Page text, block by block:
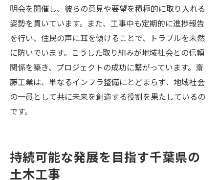
明会を開催し、彼らの意見や要望を積極的に取り入れる
姿勢を貫いています。また、工事中も定期的に進捗報告
を行い、住民の声に耳を傾けることで、トラブルを未然
に防いでいます。こうした取り組みが地域社会との信頼
関係を築き、プロジェクトの成功に繋がっています。斎
藤工業は、単なるインフラ整備にとどまらず、地域社会
の一員として共に未来を創造する役割を果たしているの
です。
持続可能な発展を目指す千葉県の
土木工事